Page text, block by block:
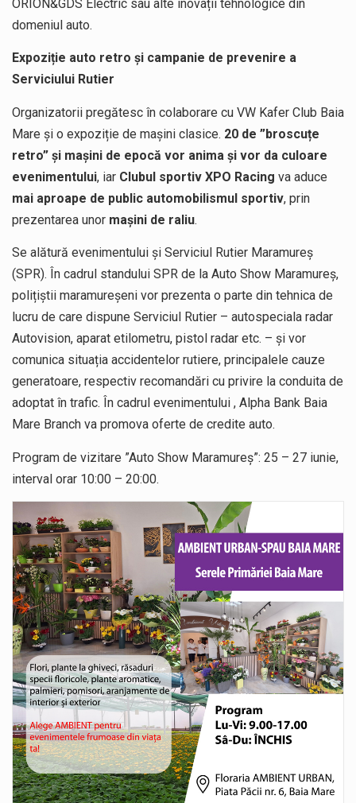
ORION&GDS Electric sau alte inovații tehnologice din
domeniul auto.
Expoziție auto retro și campanie de prevenire a
Serviciului Rutier
Organizatorii pregătesc în colaborare cu VW Kafer Club Baia
Mare și o expoziție de mașini clasice. 20 de ”broscuțe
retro” și mașini de epocă vor anima și vor da culoare
evenimentului, iar Clubul sportiv XPO Racing va aduce
mai aproape de public automobilismul sportiv, prin
prezentarea unor mașini de raliu.
Se alătură evenimentului și Serviciul Rutier Maramureș
(SPR). În cadrul standului SPR de la Auto Show Maramureș,
polițiștii maramureșeni vor prezenta o parte din tehnica de
lucru de care dispune Serviciul Rutier – autospeciala radar
Autovision, aparat etilometru, pistol radar etc. – și vor
comunica situația accidentelor rutiere, principalele cauze
generatoare, respectiv recomandări cu privire la conduita de
adoptat în trafic. În cadrul evenimentului , Alpha Bank Baia
Mare Branch va promova oferte de credite auto.
Program de vizitare ”Auto Show Maramureș”: 25 – 27 iunie,
interval orar 10:00 – 20:00.